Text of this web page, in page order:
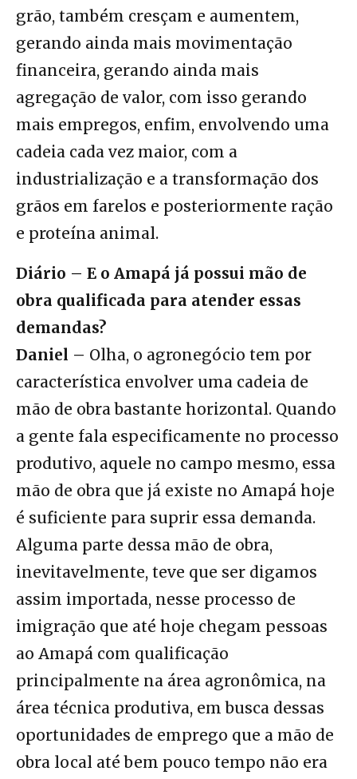
grão, também cresçam e aumentem,
gerando ainda mais movimentação
financeira, gerando ainda mais
agregação de valor, com isso gerando
mais empregos, enfim, envolvendo uma
cadeia cada vez maior, com a
industrialização e a transformação dos
grãos em farelos e posteriormente ração
e proteína animal.
Diário – E o Amapá já possui mão de
obra qualificada para atender essas
demandas?
Daniel – Olha, o agronegócio tem por
característica envolver uma cadeia de
mão de obra bastante horizontal. Quando
a gente fala especificamente no processo
produtivo, aquele no campo mesmo, essa
mão de obra que já existe no Amapá hoje
é suficiente para suprir essa demanda.
Alguma parte dessa mão de obra,
inevitavelmente, teve que ser digamos
assim importada, nesse processo de
imigração que até hoje chegam pessoas
ao Amapá com qualificação
principalmente na área agronômica, na
área técnica produtiva, em busca dessas
oportunidades de emprego que a mão de
obra local até bem pouco tempo não era